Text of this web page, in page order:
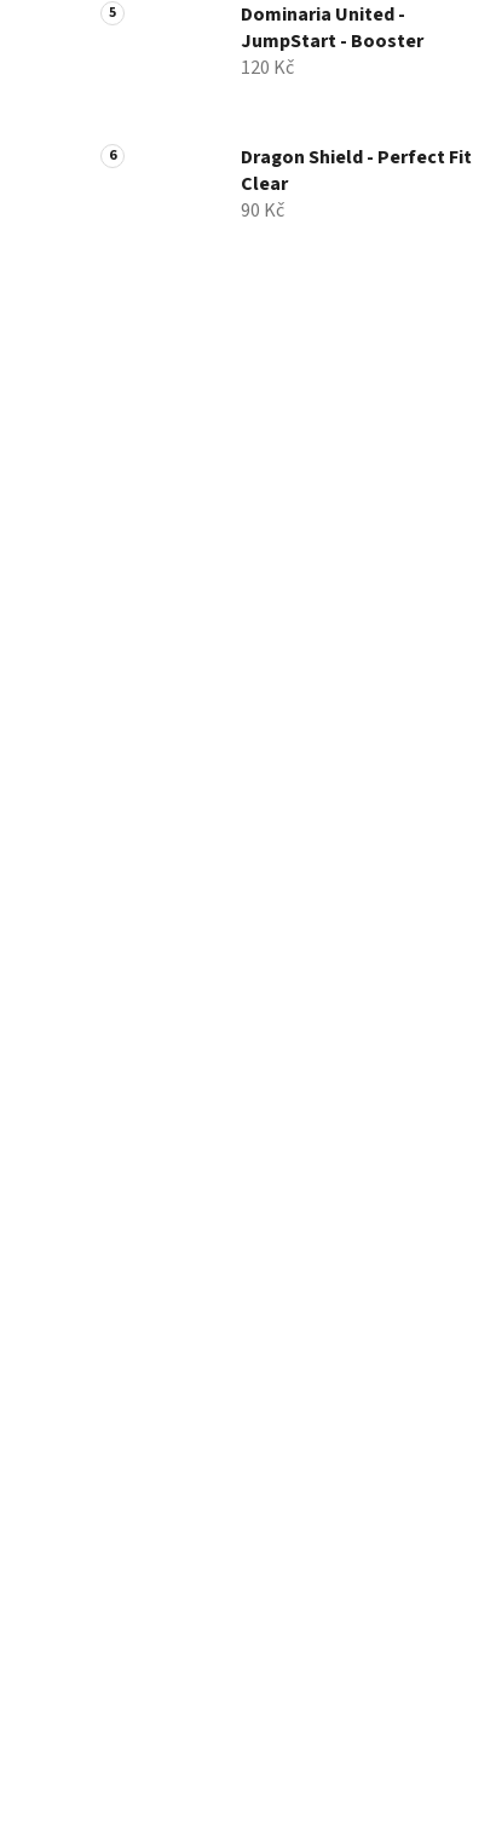
Dominaria United -
JumpStart - Booster
120 Kč
Dragon Shield - Perfect Fit
Clear
90 Kč